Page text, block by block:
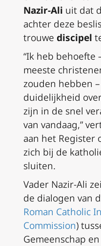
Nazir-Ali uit dat
achter deze
trouwe discipel
“Ik heb behoefte
meeste
zouden hebben
duidelijkheid
zijn in de snel
van vandaag,”
aan het Register
zich bij de
sluiten.
Vader Nazir-Ali
de dialogen van
Roman Catholic
Commission)
Gemeenschap